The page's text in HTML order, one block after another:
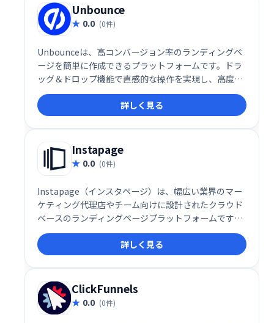
Unbounce
0.0 (0件)
Unbounceは、高コンバージョン率のランディングペ
ージを簡単に作成できるプラットフォームです。ドラ
ッグ＆ドロップ機能で直感的な操作を実現し、高度な
A/Bテスト機能も搭載。デザインテンプレートも豊富
で、専門知識がなくても魅力的なページを制作可能で
す。集客からコンバージョンまでを効率化し、ビジネ
スの成長を支援します。
詳しく見る
Instapage
0.0 (0件)
Instapage（インスタページ）は、幅広い業界のマー
ケティング代理店やチーム向けに設計されたクラウド
ベースのランディングページプラットフォームです。
このソリューションは、小規模から大規模までの企業
がターゲットを絞ったポストクリックランディングペ
ージを作成するのに役立ちます。
詳しく見る
ClickFunnels
0.0 (0件)